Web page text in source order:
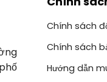
Chính sách
Chính sách
Hướng dẫn